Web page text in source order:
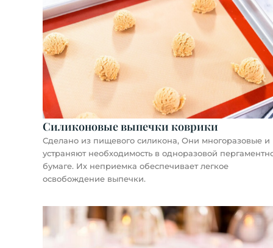
Силиконовые выпечки коврики
Сделано из пищевого силикона, Они многоразовые и
устраняют необходимость в одноразовой
бумаге. Их неприемка обеспечивает легкое
освобождение выпечки.